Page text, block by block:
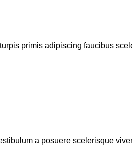
primis adipiscing faucibus
a posuere scelerisque